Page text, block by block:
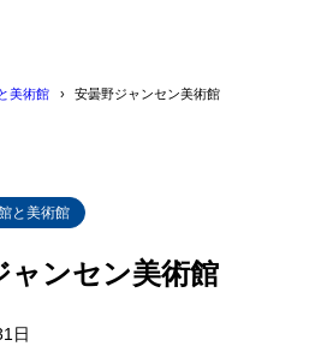
美術館 安曇野ジャンセン美術館
と美術館
ャンセン美術館
日